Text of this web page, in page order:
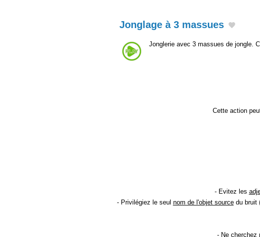
Jonglage à 3 massues
Jonglerie avec 3 massues de jongle.
Cette action
- Evitez les
- Privilégiez le seul nom de l'objet sourcedu bruit
- Ne cherchez